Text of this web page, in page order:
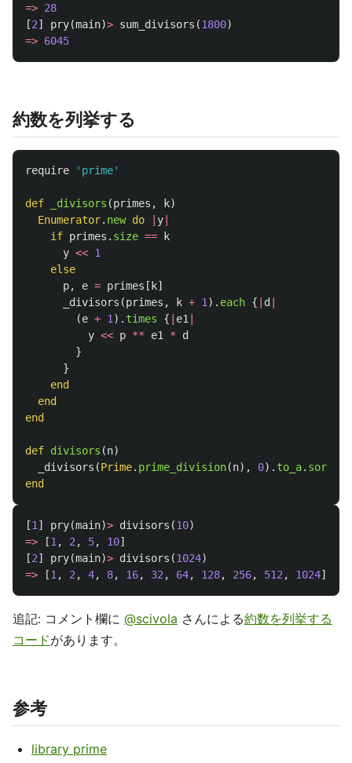
=> 28
[2] pry(main)> sum_divisors (1800)
=> 6045
約数を列挙する
require 'prime'
def _divisors (primes , k)
Enumerator. new do y
if primes . size ==
k
y << 1
else
p, e = primes [ k]
_divisors (primes , k + 1 ). each { d
(e + 1 ). times { e1
y << p ** e1 *
d
}
}
end
end
end
def divisors (n)
_divisors (Prime. prime_division(n), 0). to_a. sort
end
[1 ] pry(main)> divisors (10)
=>
[1 , 2 , 5, 10]
[2] pry(main)> divisors (1024)
=>
[1 , 2 , 4, 8, 16, 32 , 64, 128, 256, 512 , 1024]
追記: コメント欄に @scivola さんによる約数を列挙する
コードがあります。
参考
library prime